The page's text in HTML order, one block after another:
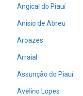
Angical do Piauí
Anísio de Abreu
Aroazes
Arraial
Assunção do Piauí
Avelino Lopes